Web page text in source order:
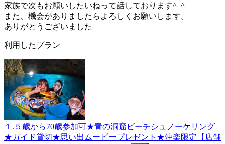
家族で次もお願いしたいねって話しております^_^
また、機会がありましたらよろしくお願いします。
ありがとうございました
利用したプラン
１.５歳から70歳参加可★青の洞窟ビーチシュノーケリング
★ガイド貸切★思い出ムービープレゼント★沖楽限定【店舗